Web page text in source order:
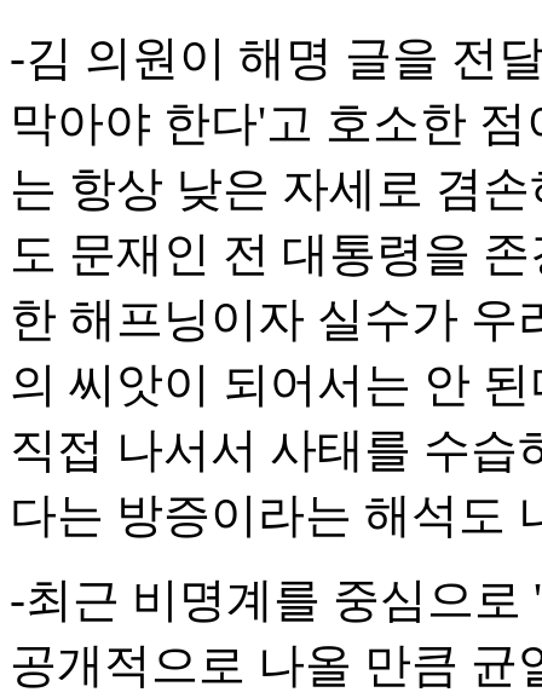
-김 의원이 해명 글을 전
막아야 한다'고 호소한
는 항상 낮은 자세로 겸
도 문재인 전 대통령을
한 해프닝이자 실수가 우
의 씨앗이 되어서는 안
직접 나서서 사태를 수습
다는 방증이라는 해석도
-최근 비명계를 중심으
공개적으로 나올 만큼 균